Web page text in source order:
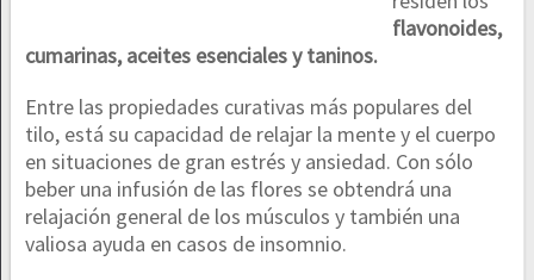
flavonoides,
cumarinas, aceites esenciales y taninos.
Entre las propiedades curativas más populares del
tilo, está su capacidad de relajar la mente y el cuerpo
en situaciones de gran estrés y ansiedad. Con sólo
beber una infusión de las flores se obtendrá una
relajación general de los músculos y también una
valiosa ayuda en casos de insomnio.